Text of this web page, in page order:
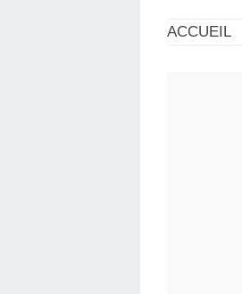
ACCUEIL